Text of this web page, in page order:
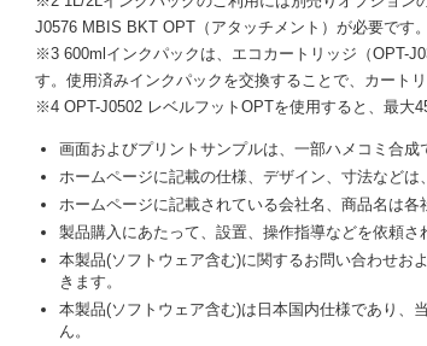
J0576 MBIS BKT OPT（アタッチメント）が必要です。
※3 600mlインクパックは、エコカートリッジ（OPT-
す。使用済みインクパックを交換することで、カート
※4 OPT-J0502 レベルフットOPTを使用すると、最大
画面およびプリントサンプルは、一部ハメコミ合成
ホームページに記載の仕様、デザイン、寸法などは
ホームページに記載されている会社名、商品名は各
製品購入にあたって、設置、操作指導などを依頼さ
本製品(ソフトウェア含む)に関するお問い合わせお
きます。
本製品(ソフトウェア含む)は日本国内仕様であり、
ん。